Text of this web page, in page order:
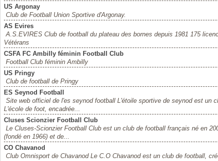
US Argonay
Club de Football Union Sportive d'Argonay.
AS Evires
A.S.EVIRES Club de football du plateau des bornes depuis 1981 175
Vétérans
CSFA FC Ambilly féminin Football Club
Football Club féminin Ambilly
US Pringy
Club de football de Pringy
ES Seynod Football
Site web officiel de l'es seynod football L'étoile sportive de seynod est un
L'école de foot, encadrée...
Cluses Scionzier Football Club
Le Cluses-Scionzier Football Club est un club de football français né en
(fondé en 1966) et de...
CO Chavanod
Club Omnisport de Chavanod Le C.O Chavanod est un club de football,